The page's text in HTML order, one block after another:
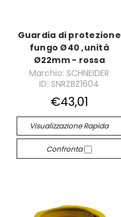
Guardia di protezione
fungo Ø40 ,unità
Ø22mm - rossa
Marchio: SCHNEIDER
ID: SNRZBZ1604
€43,01
Visualizzazione Rapida
Confronta